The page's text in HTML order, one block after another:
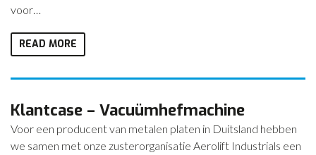
voor…
READ MORE
Klantcase – Vacuümhefmachine
Voor een producent van metalen platen in Duitsland hebben
we samen met onze zusterorganisatie Aerolift Industrials een